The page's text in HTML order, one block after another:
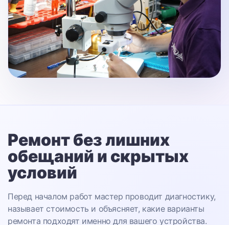
Ремонт без лишних
обещаний и скрытых
условий
Перед началом работ мастер проводит диагностику,
называет стоимость и объясняет, какие варианты
ремонта подходят именно для вашего устройства.